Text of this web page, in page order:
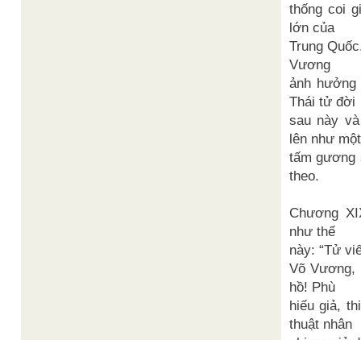
thống coi
lớn của
Trung
Vương
ảnh
Thái tử đời
sau này
lên như một
tấm gương
theo.
Chương
như thế
này: “Tử
Võ Vương,
hồ! Phù
hiếu giả,
thuật nhân